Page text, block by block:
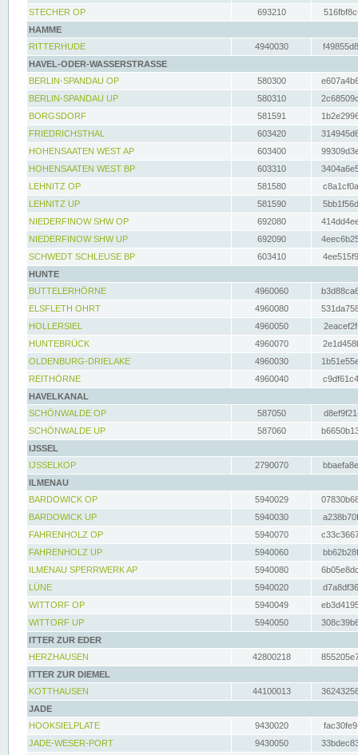
STECHER OP
693210
HAMME
RITTERHUDE
4940030
HAVEL-ODER-WASSERSTRASSE
BERLIN-SPANDAU OP
580300
BERLIN-SPANDAU UP
580310
BORGSDORF
581591
FRIEDRICHSTHAL
603420
HOHENSAATEN WEST AP
603400
HOHENSAATEN WEST BP
603310
LEHNITZ OP
581580
LEHNITZ UP
581590
NIEDERFINOW SHW OP
692080
NIEDERFINOW SHW UP
692090
SCHWEDT SCHLEUSE BP
603410
HUNTE
BUTTELERHÖRNE
4960060
ELSFLETH OHRT
4960080
HOLLERSIEL
4960050
HUNTEBRÜCK
4960070
OLDENBURG-DRIELAKE
4960030
REITHÖRNE
4960040
HAVELKANAL
SCHÖNWALDE OP
587050
SCHÖNWALDE UP
587060
IJSSEL
IJSSELKOP
2790070
ILMENAU
BARDOWICK OP
5940029
BARDOWICK UP
5940030
FAHRENHOLZ OP
5940070
FAHRENHOLZ UP
5940060
ILMENAU SPERRWERK AP
5940080
LÜNE
5940020
WITTORF OP
5940049
WITTORF UP
5940050
ITTER ZUR EDER
HERZHAUSEN
42800218
ITTER ZUR DIEMEL
KOTTHAUSEN
44100013
JADE
HOOKSIELPLATE
9430020
JADE-WESER-PORT
9430050